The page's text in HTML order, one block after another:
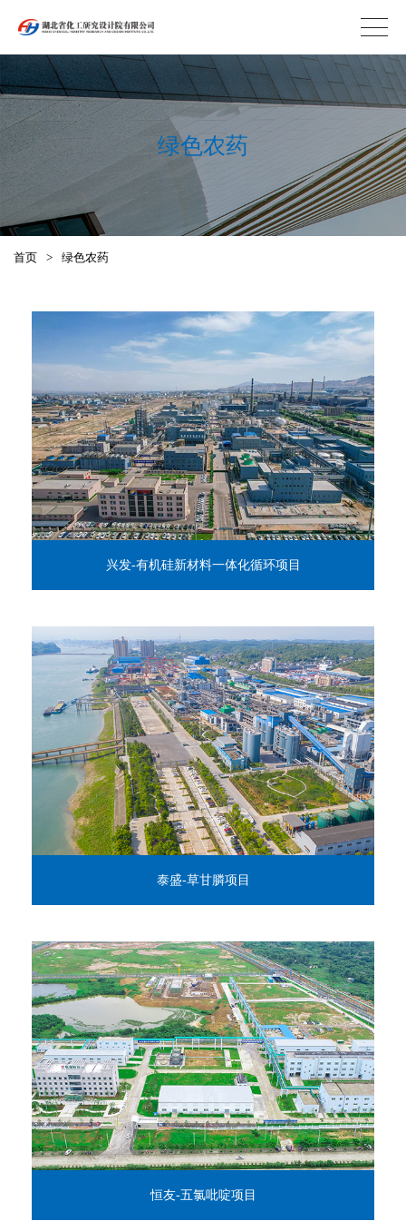
绿色农药
首页 > 绿色农药
兴发-有机硅新材料一体化循环项目
泰盛-草甘膦项目
恒友-五氯吡啶项目